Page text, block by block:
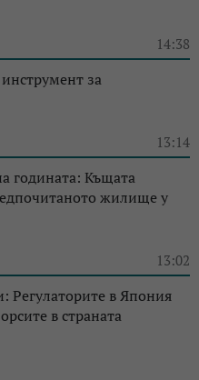
14:38
за
13:14
годината: Къщата
жилище у
13:02
Регулаторите в Япония
в страната